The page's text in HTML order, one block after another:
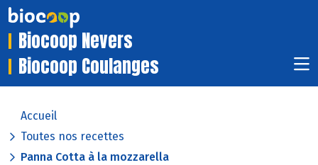
Biocoop Nevers
Biocoop Coulanges
Accueil
Toutes nos recettes
Panna Cotta à la mozzarella